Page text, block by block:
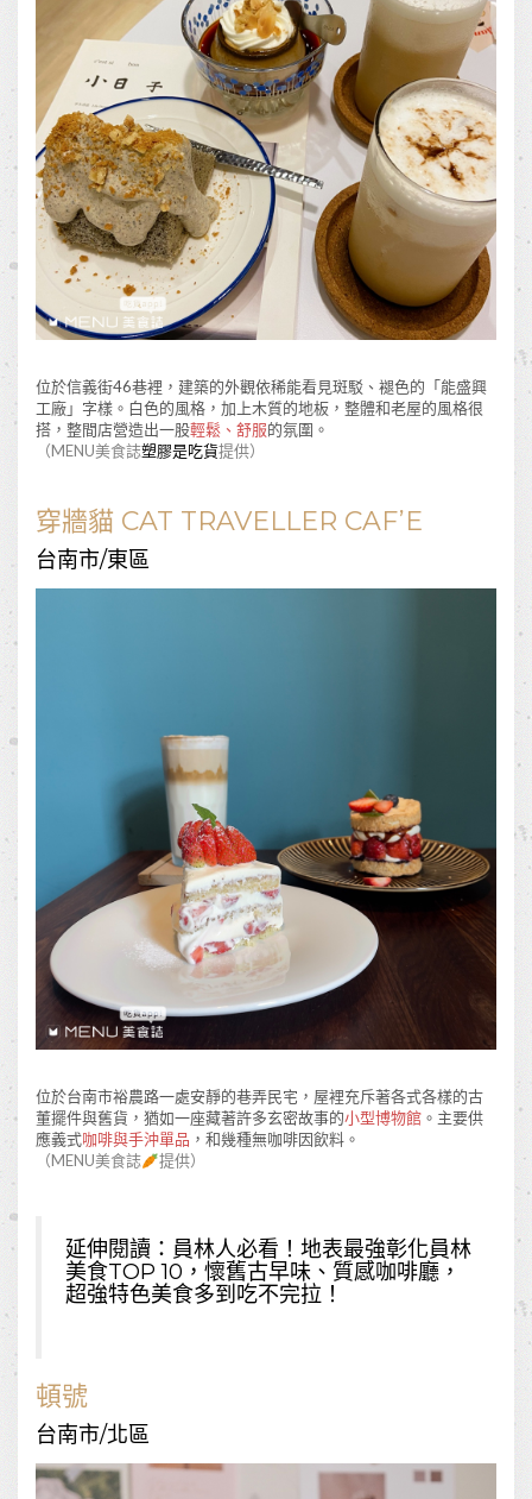
位於信義街46巷裡，建築的外觀依稀能看見斑駁、褪色的「能盛興
工廠」字樣。白色的風格，加上木質的地板，整體和老屋的風格很
搭，整間店營造出一股輕鬆、舒服的氛圍。
（MENU美食誌塑膠是吃貨提供）
穿牆貓 CAT TRAVELLER CAF’E
台南市/東區
位於台南市裕農路一處安靜的巷弄民宅，屋裡充斥著各式各樣的古
董擺件與舊貨，猶如一座藏著許多玄密故事的小型博物館 。主要供
應義式咖啡與手沖單品 ，和幾種無咖啡因飲料。
（MENU美食誌
提供）
延伸閱讀： 員林人必看！地表最強彰化員林
美食TOP 10，懷舊古早味、質感咖啡廳，
超強特色美食多到吃不完拉！
頓號
台南市/北區